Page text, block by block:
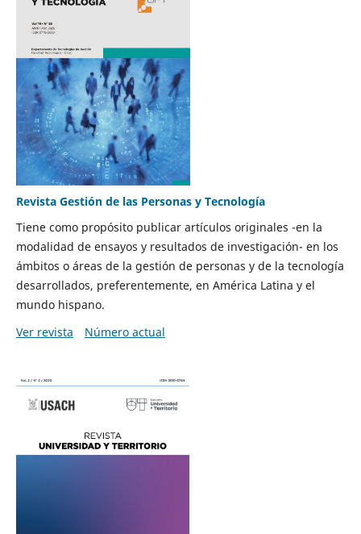
Revista Gestión de las Personas y Tecnología
Tiene como propósito publicar artículos originales -en la
modalidad de ensayos y resultados de investigación- en los
ámbitos o áreas de la gestión de personas y de la tecnología
desarrollados, preferentemente, en América Latina y el
mundo hispano.
Ver revista
Número actual